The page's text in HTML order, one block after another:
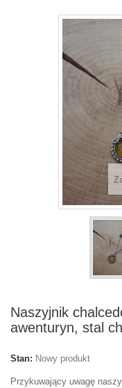
Naszyjnik
awenturyn, stal
Stan: Nowy produkt
Przykuwający uwagę